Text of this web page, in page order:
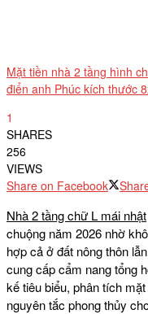
Mặt tiền nhà 2 tầng hình
điển anh Phúc kích thước
1
SHARES
256
VIEWS
Share on Facebook
Nhà 2 tầng chữ L mái nhật
chuộng năm 2026 nhờ
hợp cả ở đất nông thôn
cung cấp cẩm nang tổng
kế tiêu biểu, phân tích
nguyên tắc phong thủy